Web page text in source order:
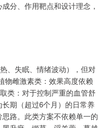
分、作用靶点和设计理念，
、失眠、情绪波动），但对
物雌激素类：效果高度依赖
类：对于控制严重的血管舒
期（超过6个月）的日常养
路。此类方案不依赖单一的